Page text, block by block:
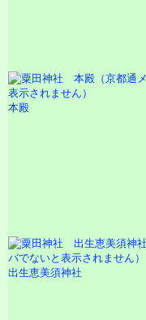
本殿
出生恵美須神社